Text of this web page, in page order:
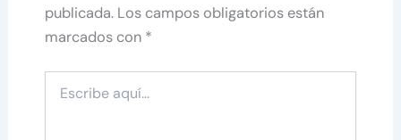
publicada. Los campos obligatorios están
marcados con *
aquí...